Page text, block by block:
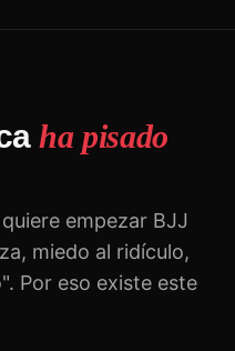
ha pisado
empezar BJJ
miedo al ridículo,
Por eso existe este